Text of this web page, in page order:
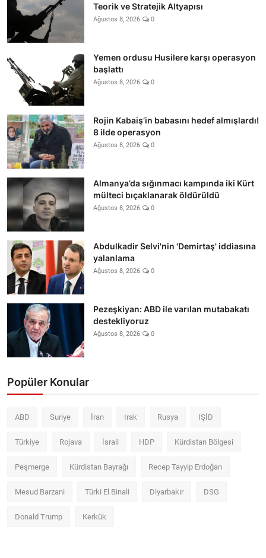
Teorik ve Stratejik Altyapısı
Ağustos 8, 2026 0
Yemen ordusu Husilere karşı operasyon
başlattı
Ağustos 8, 2026 0
Rojin Kabaiş’in babasını hedef almışlardı!
8 ilde operasyon
Ağustos 8, 2026 0
Almanya’da sığınmacı kampında iki Kürt
mülteci bıçaklanarak öldürüldü
Ağustos 8, 2026 0
Abdulkadir Selvi'nin 'Demirtaş' iddiasına
yalanlama
Ağustos 8, 2026 0
Pezeşkiyan: ABD ile varılan mutabakatı
destekliyoruz
Ağustos 8, 2026 0
Popüler Konular
ABD Suriye İran Irak Rusya IŞİD
Türkiye Rojava İsrail HDP Kürdistan Bölgesi
Peşmerge Kürdistan Bayrağı Recep Tayyip Erdoğan
Mesud Barzani Türki El Binali Diyarbakır DSG
Donald Trump Kerkük